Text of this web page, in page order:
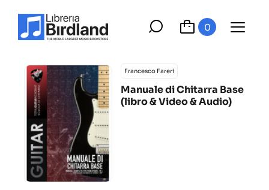
0
Francesco Fareri
Manuale di Chitarra Base
(libro & Video & Audio)